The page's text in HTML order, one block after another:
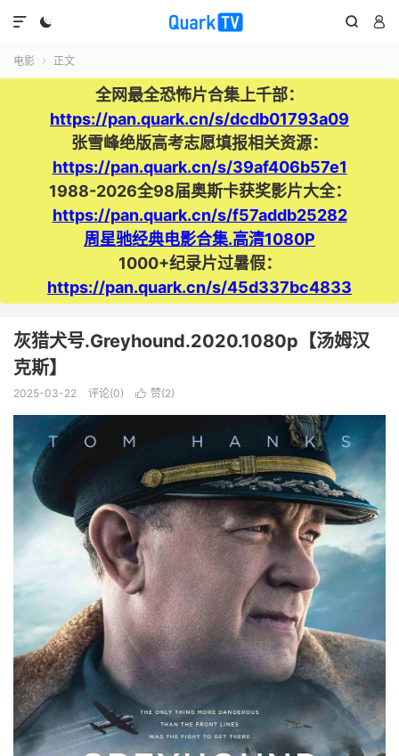
  

电影  正文
全网最全恐怖片合集上千部：
https://pan.quark.cn/s/dcdb01793a09
张雪峰绝版高考志愿填报相关资源：
https://pan.quark.cn/s/39af406b57e1
1988-2026全98届奥斯卡获奖影片大全：
https://pan.quark.cn/s/f57addb25282
周星驰经典电影合集.高清1080P
1000+纪录片过暑假：
https://pan.quark.cn/s/45d337bc4833
灰猎犬号.Greyhound.2020.1080p【汤姆汉
克斯】
2025-03-22 评论(0)  赞(2)